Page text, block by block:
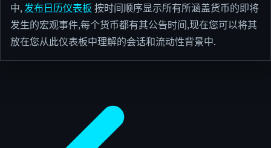
中,发布日历仪表板 按时间顺序显示所有所涵盖货币的即将
发生的宏观事件,每个货币都有其公告时间,现在您可以将其
放在您从此仪表板中理解的会话和流动性背景中.